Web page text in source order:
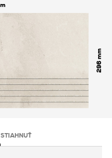
296
STIAHNUŤ